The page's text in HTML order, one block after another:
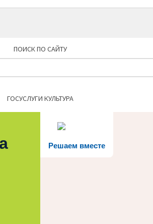
ПОИСК ПО САЙТУ
ГОСУСЛУГИ КУЛЬТУРА
Решаем вместе